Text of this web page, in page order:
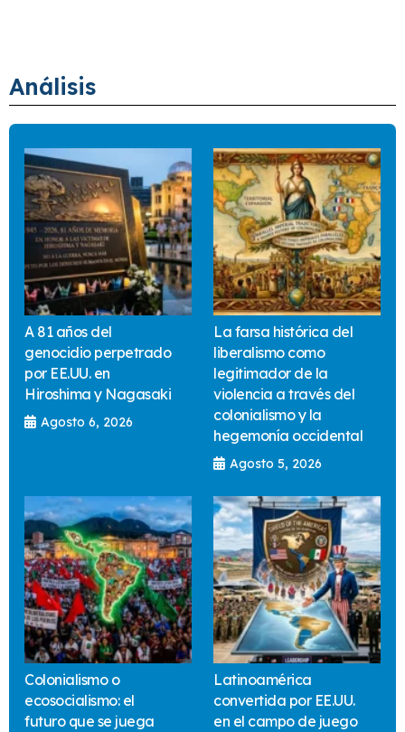
Análisis
A 81 años del
genocidio perpetrado
por EE.UU. en
Hiroshima y Nagasaki
Agosto 6, 2026
La farsa histórica del
liberalismo como
legitimador de la
violencia a través del
colonialismo y la
hegemonía occidental
Agosto 5, 2026
Colonialismo o
ecosocialismo: el
futuro que se juega
Latinoamérica
convertida por EE.UU.
en el campo de juego